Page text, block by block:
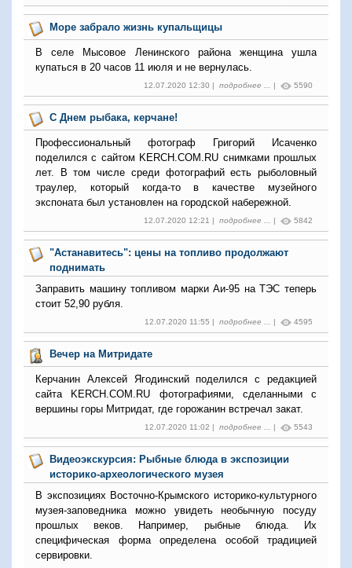
Море забрало жизнь купальщицы
В селе Мысовое Ленинского района женщина ушла
купаться в 20 часов 11 июля и не вернулась.
12.07.2020 12:30 | подробнее ... | 5590
С Днем рыбака, керчане!
Профессиональный фотограф Григорий Исаченко
поделился с сайтом KERCH.COM.RU снимками прошлых
лет. В том числе среди фотографий есть рыболовный
траулер, который когда-то в качестве музейного
экспоната был установлен на городской набережной.
12.07.2020 12:21 | подробнее ... | 5842
"Астанавитесь": цены на топливо продолжают
поднимать
Заправить машину топливом марки Аи-95 на ТЭС теперь
стоит 52,90 рубля.
12.07.2020 11:55 | подробнее ... | 4595
Вечер на Митридате
Керчанин Алексей Ягодинский поделился с редакцией
сайта KERCH.COM.RU фотографиями, сделанными с
вершины горы Митридат, где горожанин встречал закат.
12.07.2020 11:02 | подробнее ... | 5543
Видеоэкскурсия: Рыбные блюда в экспозиции
историко-археологического музея
В экспозициях Восточно-Крымского историко-культурного
музея-заповедника можно увидеть необычную посуду
прошлых веков. Например, рыбные блюда. Их
специфическая форма определена особой традицией
сервировки.